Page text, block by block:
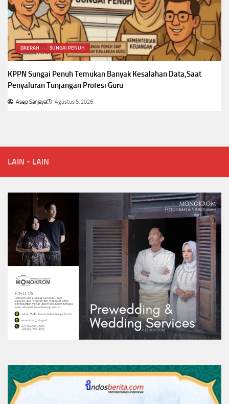
DAERAH SUNGAI PENUH
KPPN Sungai Penuh Temukan Banyak Kesalahan Data,Saat
Penyaluran Tunjangan Profesi Guru
Asep Sanjaya Agustus 5, 2026
LAIN - LAIN